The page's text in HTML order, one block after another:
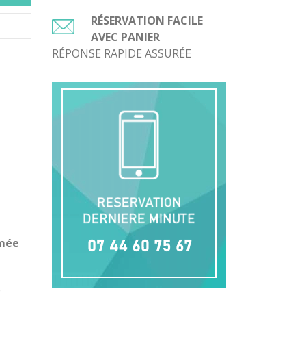
RÉSERVATION FACILE
AVEC PANIER
RÉPONSE RAPIDE ASSURÉE